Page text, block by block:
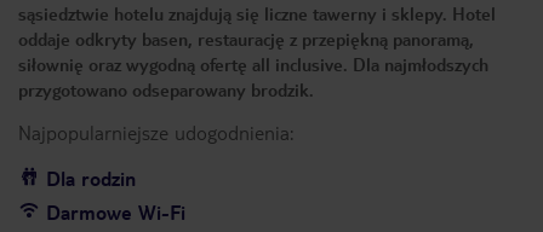
sąsiedztwie hotelu znajdują się liczne tawerny i sklepy. Hotel
oddaje odkryty basen, restaurację z przepiękną panoramą,
siłownię oraz wygodną ofertę all inclusive. Dla najmłodszych
przygotowano odseparowany brodzik.
Najpopularniejsze udogodnienia:
Dla rodzin
Darmowe Wi-Fi